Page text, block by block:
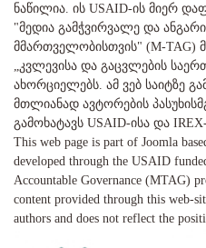
ნაწილია. ის USAID-ის მიერ
"მედია გამჭვირვალე და
მმართველობისთვის" (M-TAG)
„კვლევისა და გაცვლების
ახორციელებს. ამ ვებ საიტზე
მთლიანად ავტორების
გამოხატავს USAID-ისა და
This web page is part of Joomla
developed through the USAID
Accountable Governance (MTAG)
content provided through this web-
authors and does not reflect the